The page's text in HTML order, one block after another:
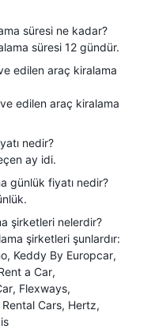
süresi ne kadar?
süresi 12 gündür.
edilen araç kiralama
edilen araç kiralama
nedir?
ay idi.
günlük fiyatı nedir?
şirketleri nelerdir?
şirketleri şunlardır:
Keddy By Europcar
a Car
Flexways
Cars Hertz